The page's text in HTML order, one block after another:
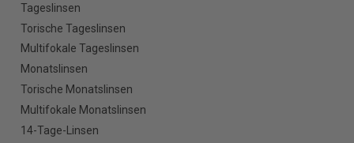
Tageslinsen
Torische Tageslinsen
Multifokale Tageslinsen
Monatslinsen
Torische Monatslinsen
Multifokale Monatslinsen
14-Tage-Linsen